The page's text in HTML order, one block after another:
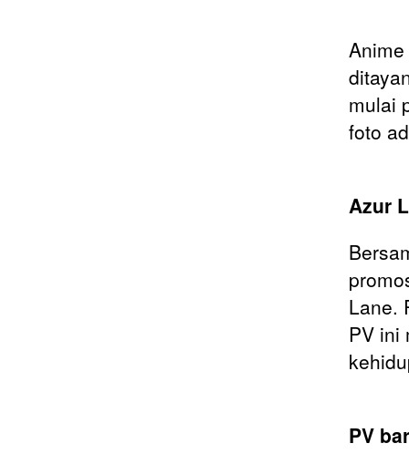
mulai
foto
Azur
Lane.
PV ini
PV